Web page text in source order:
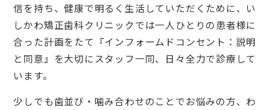
信を持ち、健康で明るく生活していただくために、い
しかわ矯正歯科クリニックでは一人ひとりの患者様に
合った計画をたて『インフォームドコンセント：説明
と同意』を大切にスタッフ一同、日々全力で診療して
います。
少しでも歯並び・噛み合わせのことでお悩みの方、わ